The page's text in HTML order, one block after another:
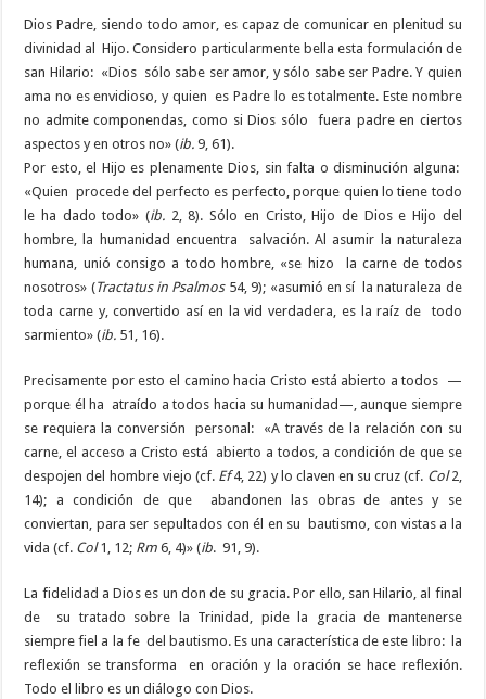
Dios Padre, siendo todo amor, es capaz de comunicar en plenitud su
divinidad al Hijo. Considero particularmente bella esta formulación de
san Hilario: «Dios sólo sabe ser amor, y sólo sabe ser Padre. Y quien
ama no es envidioso, y quien es Padre lo es totalmente. Este nombre
no admite componendas, como si Dios sólo fuera padre en ciertos
aspectos y en otros no» (ib. 9, 61).
Por esto, el Hijo es plenamente Dios, sin falta o disminución alguna:
«Quien procede del perfecto es perfecto, porque quien lo tiene todo
le ha dado todo» (ib. 2, 8). Sólo en Cristo, Hijo de Dios e Hijo del
hombre, la humanidad encuentra salvación. Al asumir la naturaleza
humana, unió consigo a todo hombre, «se hizo la carne de todos
nosotros» (Tractatus in Psalmos54, 9); «asumió en sí la naturaleza de
toda carne y, convertido así en la vid verdadera, es la raíz de todo
sarmiento» (ib. 51, 16).
Precisamente por esto el camino hacia Cristo está abierto a todos —
porque él ha atraído a todos hacia su humanidad—, aunque siempre
se requiera la conversión personal: «A través de la relación con su
carne, el acceso a Cristo está abierto a todos, a condición de que se
despojen del hombre viejo (cf. Ef4, 22) y lo claven en su cruz (cf. Col2,
14); a condición de que abandonen las obras de antes y se
conviertan, para ser sepultados con él en su bautismo, con vistas a la
vida (cf. Col1, 12; Rm 6, 4)» (ib. 91, 9).
La fidelidad a Dios es un don de su gracia. Por ello, san Hilario, al final
de su tratado sobre la Trinidad, pide la gracia de mantenerse
siempre fiel a la fe del bautismo. Es una característica de este libro: la
reflexión se transforma en oración y la oración se hace reflexión.
Todo el libro es un diálogo con Dios.